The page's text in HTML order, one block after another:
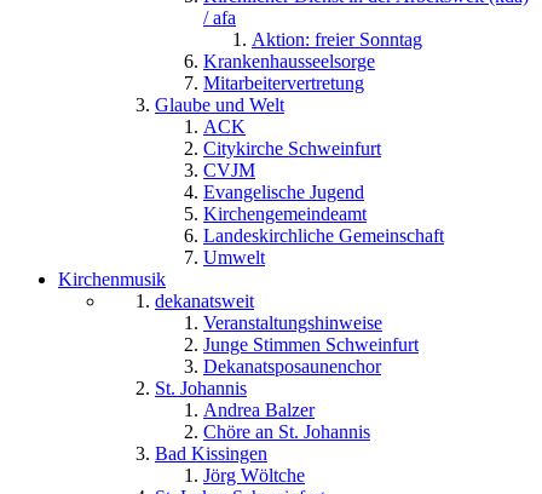
/ afa
Aktion: freier Sonntag
Krankenhausseelsorge
Mitarbeitervertretung
Glaube und Welt
ACK
Citykirche Schweinfurt
CVJM
Evangelische Jugend
Kirchengemeindeamt
Landeskirchliche Gemeinschaft
Umwelt
Kirchenmusik
dekanatsweit
Veranstaltungshinweise
Junge Stimmen Schweinfurt
Dekanatsposaunenchor
St. Johannis
Andrea Balzer
Chöre an St. Johannis
Bad Kissingen
Jörg Wöltche